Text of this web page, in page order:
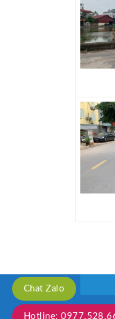
Chat Zalo
Hotline: